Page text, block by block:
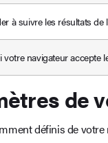
à suivre les résultats
votre navigateur accepte
de
définis de